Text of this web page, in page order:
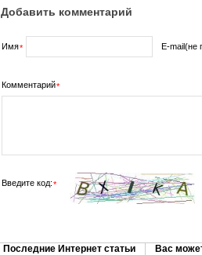
Добавить комментарий
Имя* E-mail(не
Комментарий*
Введите код:*
Последние Интернет статьи Вас